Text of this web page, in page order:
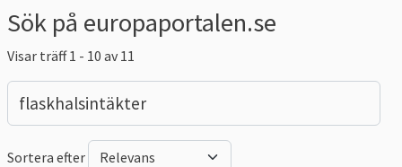
Sök på europaportalen.se
Visar träff 1 - 10 av 11
Sortera efter